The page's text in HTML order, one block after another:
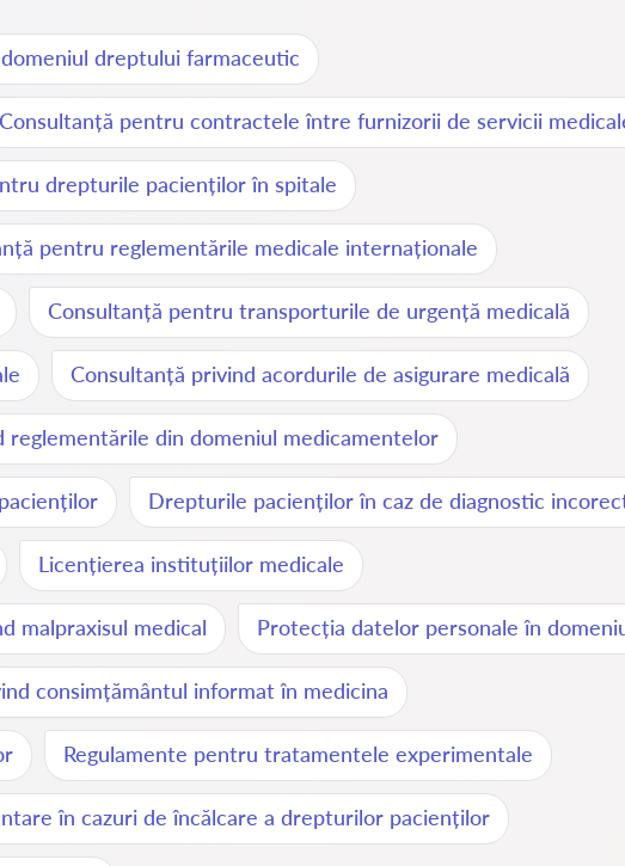
dreptului farmaceutic
Consultanță pentru contractele între furnizorii de servicii
drepturile pacienților în spitale
pentru reglementările medicale internaționale
Consultanță pentru transporturile de urgență medicală
Consultanță privind acordurile de asigurare medicală
reglementările din domeniul medicamentelor
Drepturile pacienților în caz de diagnostic
Licențierea instituțiilor medicale
malpraxisul medical Protecția datelor personale în
consimțământul informat în medicina
Regulamente pentru tratamentele experimentale
în cazuri de încălcare a drepturilor pacienților